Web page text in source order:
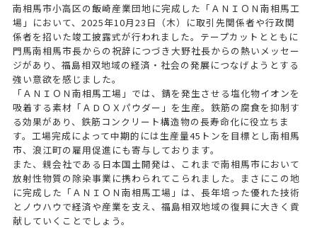
南相馬市小高区の飯崎産業団地に完成した「ＡＮＩＯＮ南相馬工
場」において、2025年10月23日（木）に取引先関係者や行政関
係者を招いた竣工披露式が行われました。テープカットとともに
門馬南相馬市長からの祝辞につづき大野社長からの熱いメッセー
ジがあり、福島相双地域の経済・社会の発展につなげようとする
強い意欲を感じました。
「ＡＮＩＯＮ南相馬工場」では、錆を発生させる塩化物イオンを
吸着する素材「ＡＤＯＸパウダー」を生産。鉄筋の腐食を抑制す
る効果があり、鉄筋コンクリート構造物の長寿命化に役立ちま
す。工場完成によって中期的には生産量45トンを目標とし南相馬
市、浪江町の雇用促進にも寄与しております。
また、親会社である日本国土開発は、これまで南相馬市において
放射性物質の除染事業に携わられてこられました。まさにこの地
に完成した「ＡＮＩＯＮ南相馬工場」は、長年培った優れた技術
とノウハウで経済や産業を支え、福島相双地域の復興に大きく貢
献していくことでしょう。